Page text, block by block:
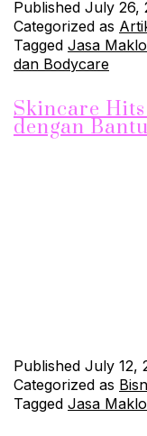
Published July 26,
Categorized as
Tagged Jasa
dan Bodycare
Skincare
dengan
Published July 12,
Categorized as
Tagged Jasa